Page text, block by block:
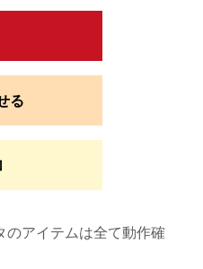
る
のアイテムは全て動作確